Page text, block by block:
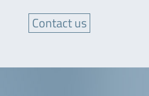
Contact us